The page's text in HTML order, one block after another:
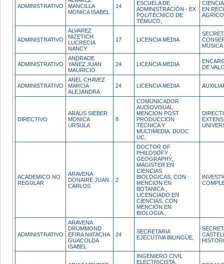
ADMINISTRATIVO
MANCILLA
MONICA ISABEL
14
ESCUELA DE
ADMINISTRACIÓN - EX
POLITÉCNICO DE
TÉMUCO,
EN
ADMINISTRATIVO
ALVAREZ
NIZETICH
LUCRECIA
NANCY
17 LICENCIA MEDIA
MUSICA
ADMINISTRATIVO
ANDRADE
YAÑEZ JUAN
MAURICIO
24 LICENCIA MEDIA
DE
ADMINISTRATIVO
ANEL CHAVEZ
MARCIA
ALEJANDRA
24 LICENCIA MEDIA
DIRECTIVO
ARAUS SIEBER
MONICA
URSULA
8
COMUNICADOR
AUDIOVISUAL
MENCION POST
PRODUCCION
TECNICA Y
MULTIMEDIA. DUOC
UC,
ACADEMICO NO
REGULAR
ARAVENA
DONAIRE JUAN
CARLOS
2
DOCTOR OF
PHILOSOFY ,
GEOGRAPHY,
MAGISTER EN
CIENCIAS
BIOLOGICAS, CON
MENCION EN
BOTANICA.,
LICENCIADO EN
CIENCIAS, CON
MENCION EN
BIOLOGIA.,
ADMINISTRATIVO
ARAVENA
DRUMMOND
EFIRA NATACHA
GUACOLDA
ISABEL
24
SECRETARIA
EJECUTIVA BILINGÜE,
INGENIERO CIVIL
ELECTRICISTA,